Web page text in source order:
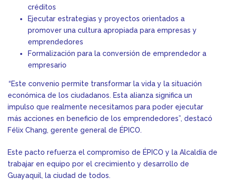
créditos
Ejecutar estrategias y proyectos orientados a
promover una cultura apropiada para empresas y
emprendedores
Formalización para la conversión de emprendedor a
empresario
“Este convenio permite transformar la vida y la situación
económica de los ciudadanos. Esta alianza significa un
impulso que realmente necesitamos para poder ejecutar
más acciones en beneficio de los emprendedores”, destacó
Félix Chang, gerente general de ÉPICO.
Este pacto refuerza el compromiso de ÉPICO y la Alcaldía de
trabajar en equipo por el crecimiento y desarrollo de
Guayaquil, la ciudad de todos.